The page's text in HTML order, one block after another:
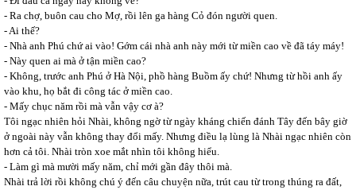
- Ra chợ, buôn cau cho Mợ, rồi lên ga hàng Cỏ đón người quen.
- Ai thế?
- Nhà anh Phú chứ ai vào! Gớm cái nhà anh này mới từ miền cao về đã táy máy!
- Này quen ai mà ở tận miền cao?
- Không, trước anh Phú ở Hà Nội, phồ hàng Buồm ấy chứ! Nhưng từ hồi anh ấy
vào khu, họ bắt đi công tác ở miền cao.
- Mấy chục năm rồi mà vẫn vậy cơ à?
Tôi ngạc nhiên hỏi Nhài, không ngờ từ ngày kháng chiến đánh Tây đến bây giờ
ở ngoài này vẫn không thay đổi mấy. Nhưng điều lạ lùng là Nhài ngạc nhiên còn
hơn cả tôi. Nhài tròn xoe mắt nhìn tôi không hiểu.
- Làm gì mà mười mấy năm, chỉ mới gần đây thôi mà.
Nhài trả lời rồi không chú ý đến câu chuyện nữa, trút cau từ trong thúng ra đất,